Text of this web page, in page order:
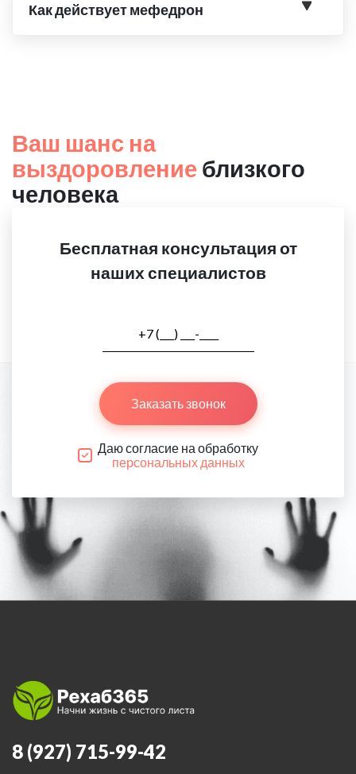
Как действует мефедрон
Ваш шанс на
выздоровление близкого
человека
Бесплатная консультация от
наших специалистов
Заказать звонок
Даю согласие на обработку
персональных данных
8 (927) 715-99-42